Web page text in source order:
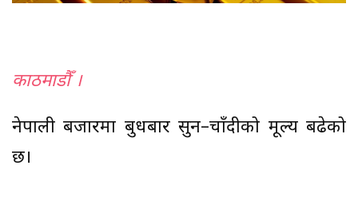
काठमाडाैँ ।
नेपाली बजारमा बुधबार सुन–चाँदीको मूल्य बढेको
छ।